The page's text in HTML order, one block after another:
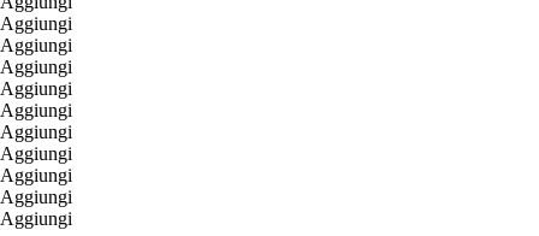
Aggiungi
Aggiungi
Aggiungi
Aggiungi
Aggiungi
Aggiungi
Aggiungi
Aggiungi
Aggiungi
Aggiungi